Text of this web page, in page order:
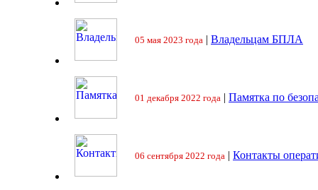
05 мая 2023 года | Владельцам БПЛА
01 декабря 2022 года | Памятка по
06 сентября 2022 года | Контакты